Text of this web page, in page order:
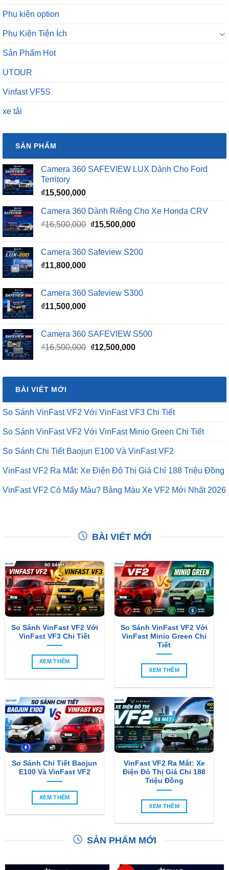
Phụ kiện option
Phụ Kiện Tiện Ích
Sản Phẩm Hot
UTOUR
Vinfast VF5S
xe tải
SẢN PHẨM
Camera 360 SAFEVIEW LUX Dành Cho Ford
Territory
₫15,500,000
Camera 360 Dành Riêng Cho Xe Honda CRV
₫16,500,000 Giá
₫16,500,000.
₫15,500,000Giá
là:
Camera 360 Safeview S200
₫11,800,000
Camera 360 Safeview S300
₫11,500,000
Camera 360 SAFEVIEW S500
₫16,500,000 Giá
₫16,500,000.
₫12,500,000Giá
là:
BÀI VIẾT MỚI
So Sánh VinFast VF2 Với VinFast VF3 Chi Tiết
So Sánh VinFast VF2 Với VinFast Minio Green Chi Tiết
So Sánh Chi Tiết Baojun E100 Và VinFast VF2
VinFast VF2 Ra Mắt: Xe Điện Đô Thị Giá Chỉ 188 Triệu Đồng
VinFast VF2 Có Mấy Màu? Bảng Màu Xe VF2 Mới Nhất 2026
BÀI VIẾT MỚI
So Sánh VinFast VF2 Với
VinFast VF3 Chi Tiết
XEM THÊM
So Sánh VinFast VF2 Với
VinFast Minio Green Chi
Tiết
XEM THÊM
So Sánh Chi Tiết Baojun
E100 Và VinFast VF2
XEM THÊM
VinFast VF2 Ra Mắt: Xe
Điện Đô Thị Giá Chỉ 188
Triệu Đồng
XEM THÊM
SẢN PHẨM MỚI